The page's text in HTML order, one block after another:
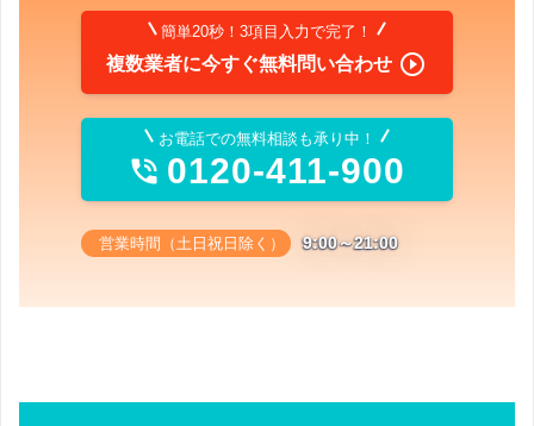
簡単20秒！3項目入力で完了！
複数業者に今すぐ無料問い合わせ 
お電話での無料相談も承り中！
 0120-411-900
営業時間（土日祝日除く） 9:00～21:00